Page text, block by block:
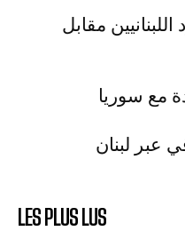
مقابل
مع سوريا
عبر لبنان
LES PLUS LUS